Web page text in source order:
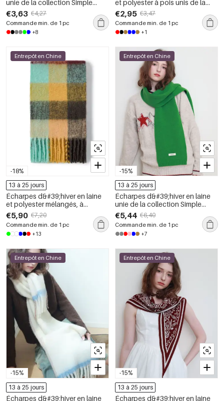
unie de la collection Simple
Series Daily
€3,63 €4,27
Commande min. de 1 pc
+8
et polyester à pois unis de la
collection Simple Series Daily
€2,95 €3,47
Commande min. de 1 pc
+1
-18%
Entrepôt en Chine
13 à 25 jours
Écharpes d&#39;hiver en laine
et polyester mélangés, à
carreaux doux et pompons, de
la série Simple
€5,90 €7,20
Commande min. de 1 pc
+13
-15%
Entrepôt en Chine
13 à 25 jours
Écharpes d&#39;hiver en laine
unie de la collection Simple
Series Daily
€5,44 €6,40
Commande min. de 1 pc
+7
-15%
Entrepôt en Chine
13 à 25 jours
Écharpes d&#39;hiver en laine
-15%
Entrepôt en Chine
13 à 25 jours
Écharpes d&#39;hiver en laine